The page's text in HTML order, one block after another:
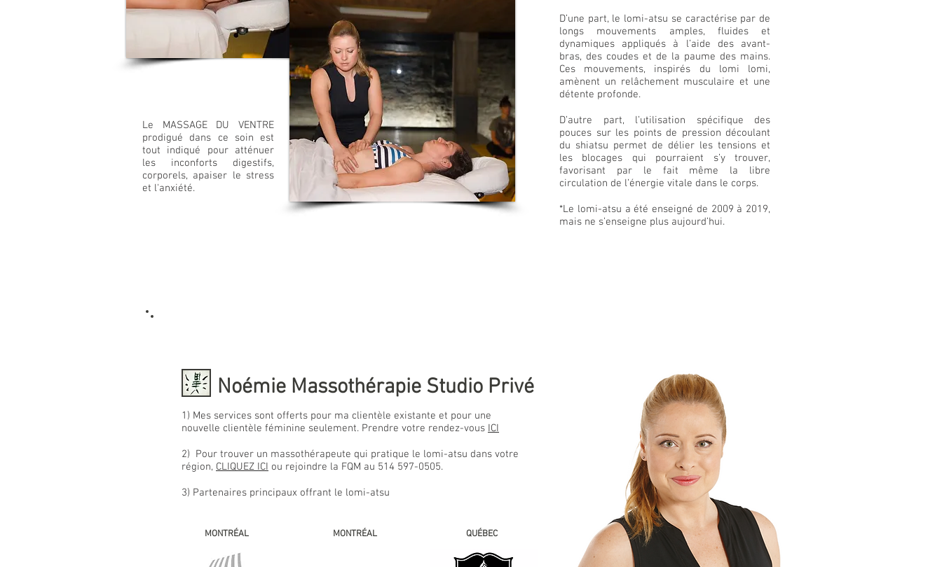
Le MASSAGE DU VENTRE
prodigué dans ce soin est
tout indiqué pour atténuer
les inconforts digestifs,
corporels, apaiser le stress
et l'anxiété.
D’une part, le lomi-atsu se caractérise par de
longs mouvements amples, fluides et
dynamiques appliqués à l’aide des avant-
bras, des coudes et de la paume des mains.
Ces mouvements, inspirés du lomi lomi,
amènent un relâchement musculaire et une
détente profonde.
D’autre part, l’utilisation spécifique des
pouces sur les points de pression découlant
du shiatsu permet de délier les tensions et
les blocages qui pourraient s’y trouver,
favorisant par le fait même la libre
circulation de l’énergie vitale dans le corps.
*Le lomi-atsu a été enseigné de 2009 à 2019,
mais ne s’enseigne plus aujourd’hui.
1) Mes services sont offerts pour ma clientèle existante et pour une
nouvelle clientèle féminine seulement. Prendre votre rendez-vous ICI
2) Pour trouver un massothérapeute qui pratique le lomi-atsu dans votre
région, CLIQUEZ ICI ou rejoindre la FQM au 514 597-0505.
3) Partenaires principaux offrant le lomi-atsu
MONTRÉAL QUÉBEC
MONTRÉAL
Noémie Massothérapie Studio Privé